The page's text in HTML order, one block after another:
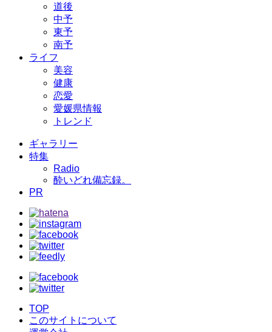
道後
中予
東予
南予
ライフ
美容
健康
恋愛
愛媛県情報
トレンド
ギャラリー
特集
Radio
酔いどれ備忘録。
PR
TOP
このサイトについて